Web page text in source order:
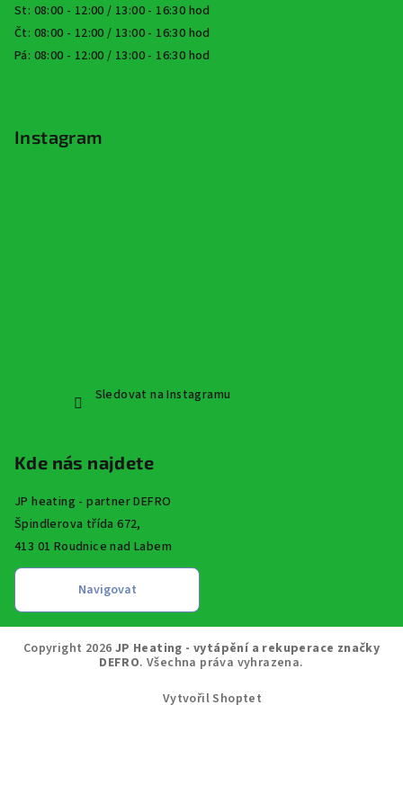
St: 08:00 - 12:00 / 13:00 - 16:30 hod
Čt: 08:00 - 12:00 / 13:00 - 16:30 hod
Pá: 08:00 - 12:00 / 13:00 - 16:30 hod
Instagram
Sledovat na Instagramu
Kde nás najdete
JP heating - partner DEFRO
Špindlerova třída 672,
413 01 Roudnice nad Labem
Copyright 2026 JP Heating - vytápění a rekuperace značky
DEFRO. Všechna práva vyhrazena.
Vytvořil Shoptet